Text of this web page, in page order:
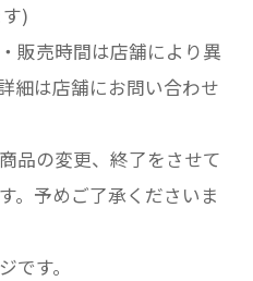
)
販売時間は店舗により異
細は店舗にお問い合わせ
品の変更、終了をさせて
。予めご了承くださいま
す。